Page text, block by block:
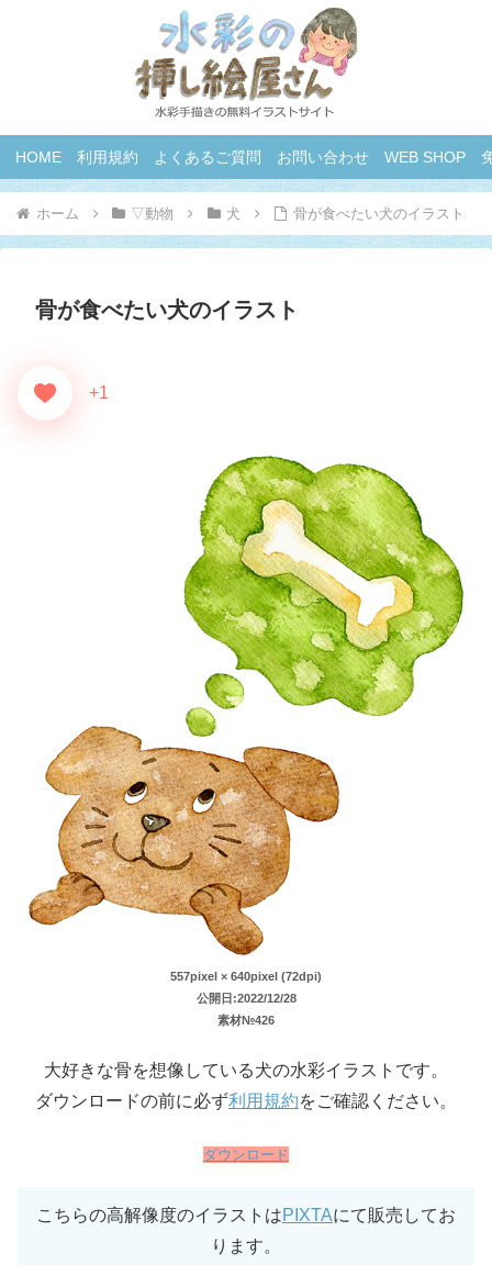
HOME 利用規約 よくあるご質問 お問い合わせ WEB SHOP
ホーム ▽動物 犬 骨が食べたい犬のイラスト
骨が食べたい犬のイラスト
+1
557pixel × 640pixel (72dpi)
公開日:2022/12/28
素材№426
大好きな骨を想像している犬の水彩イラストです。
ダウンロードの前に必ず利用規約をご確認ください。
ダウンロード
こちらの高解像度のイラストはPIXTAにて販売してお
ります。